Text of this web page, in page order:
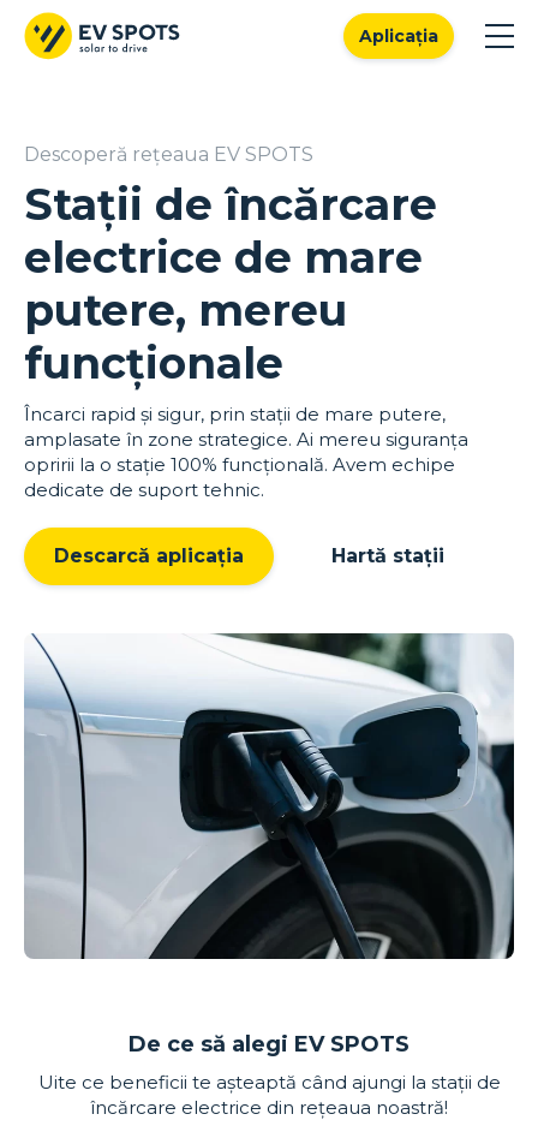
Aplicația
Descoperă rețeaua EV SPOTS
Stații de încărcare
electrice de mare
putere, mereu
funcționale
Încarci rapid și sigur, prin stații de mare putere,
amplasate în zone strategice. Ai mereu siguranța
opririi la o stație 100% funcțională. Avem echipe
dedicate de suport tehnic.
Descarcă aplicația Hartă stații
De ce să alegi EV SPOTS
Uite ce beneficii te așteaptă când ajungi la stații de
încărcare electrice din rețeaua noastră!